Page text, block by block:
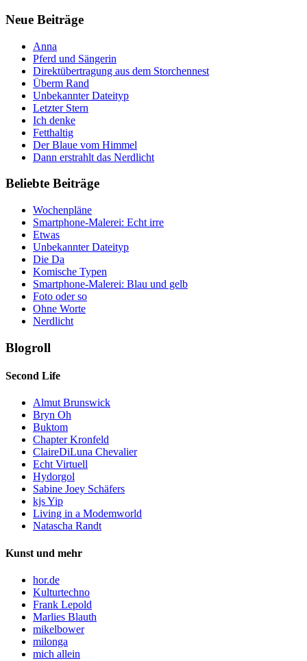
Neue Beiträge
Anna
Pferd und Sängerin
Direktübertragung aus dem Storchennest
Überm Rand
Unbekannter Dateityp
Letzter Stern
Ich denke
Fetthaltig
Der Blaue vom Himmel
Dann erstrahlt das Nerdlicht
Beliebte Beiträge
Wochenpläne
Smartphone-Malerei: Echt irre
Etwas
Unbekannter Dateityp
Die Da
Komische Typen
Smartphone-Malerei: Blau und gelb
Foto oder so
Ohne Worte
Nerdlicht
Blogroll
Second Life
Almut Brunswick
Bryn Oh
Buktom
Chapter Kronfeld
ClaireDiLuna Chevalier
Echt Virtuell
Hydorgol
Sabine Joey Schäfers
kjs Yip
Living in a Modemworld
Natascha Randt
Kunst und mehr
hor.de
Kulturtechno
Frank Lepold
Marlies Blauth
mikelbower
milonga
mich allein